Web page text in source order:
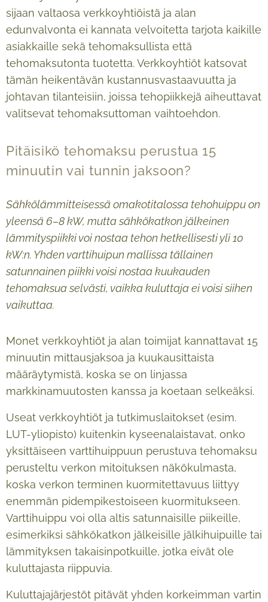
sijaan valtaosa verkkoyhtiöistä ja alan
edunvalvonta ei kannata velvoitetta tarjota kaikille
asiakkaille sekä tehomaksullista että
tehomaksutonta tuotetta. Verkkoyhtiöt katsovat
tämän heikentävän kustannusvastaavuutta ja
johtavan tilanteisiin, joissa tehopiikkejä aiheuttavat
valitsevat tehomaksuttoman vaihtoehdon.
Pitäisikö tehomaksu perustua 15
minuutin vai tunnin jaksoon?
Sähkölämmitteisessä omakotitalossa tehohuippu on
yleensä 6–8 kW, mutta sähkökatkon jälkeinen
lämmityspiikki voi nostaa tehon hetkellisesti yli 10
kW:n. Yhden varttihuipun mallissa tällainen
satunnainen piikki voisi nostaa kuukauden
tehomaksua selvästi, vaikka kuluttaja ei voisi siihen
vaikuttaa.
Monet verkkoyhtiöt ja alan toimijat kannattavat 15
minuutin mittausjaksoa ja kuukausittaista
määräytymistä, koska se on linjassa
markkinamuutosten kanssa ja koetaan selkeäksi.
Useat verkkoyhtiöt ja tutkimuslaitokset (esim.
LUT-yliopisto) kuitenkin kyseenalaistavat, onko
yksittäiseen varttihuippuun perustuva tehomaksu
perusteltu verkon mitoituksen näkökulmasta,
koska verkon terminen kuormitettavuus liittyy
enemmän pidempikestoiseen kuormitukseen.
Varttihuippu voi olla altis satunnaisille piikeille,
esimerkiksi sähkökatkon jälkeisille jälkihuipuille tai
lämmityksen takaisinpotkuille, jotka eivät ole
kuluttajasta riippuvia.
Kuluttajajärjestöt pitävät yhden korkeimman vartin